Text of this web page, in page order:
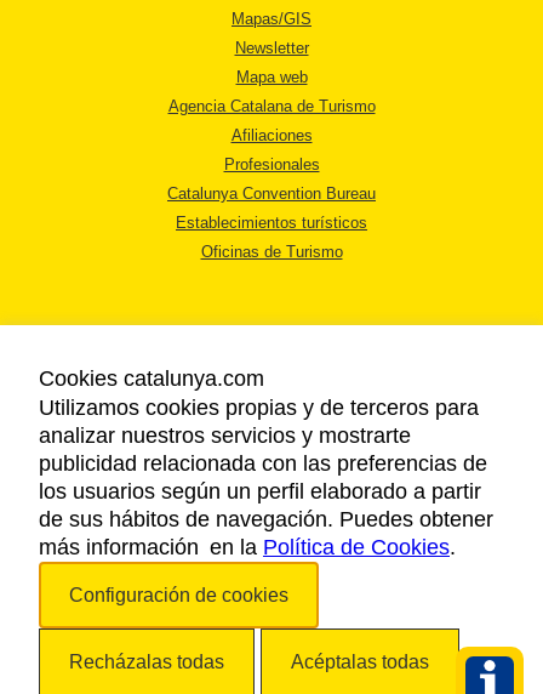
Mapas/GIS
Newsletter
Mapa web
Agencia Catalana de Turismo
Afiliaciones
Profesionales
Catalunya Convention Bureau
Establecimientos turísticos
Oficinas de Turismo
AVISO LEGAL
POLÍTICA DE PRIVACIDAD
COOKIES
ACCESSIBILIDAD
Copyright © 2026. Agencia Catalana de Turismo. Todos los derechos
Cookies catalunya.com
Utilizamos cookies propias y de terceros para
analizar nuestros servicios y mostrarte
publicidad relacionada con las preferencias de
los usuarios según un perfil elaborado a partir
de sus hábitos de navegación. Puedes obtener
más información en la Política de Cookies.
Configuración de cookies
Recházalas todas Acéptalas todas